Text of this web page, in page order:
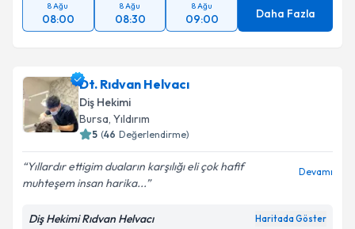
8 Ağu
08:00
8 Ağu
08:30
8 Ağu
09:00 Daha Fazla
Dt. Rıdvan Helvacı
Diş Hekimi
Bursa, Yıldırım
5 (46 Değerlendirme)
Yıllardır ettigim duaların karşılığı eli çok hafif
muhteşem insan harika...
Devamı
Diş Hekimi Rıdvan Helvacı Haritada Göster